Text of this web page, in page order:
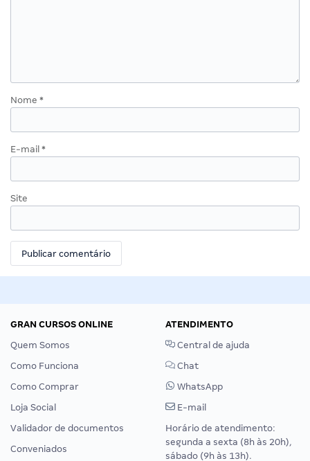
Nome *
E-mail *
Site
GRAN CURSOS ONLINE
Quem Somos
Como Funciona
Como Comprar
Loja Social
Validador de documentos
Conveniados
ATENDIMENTO
Central de ajuda
Chat
WhatsApp
E-mail
Horário de atendimento:
segunda a sexta (8h às 20h),
sábado (9h às 13h).